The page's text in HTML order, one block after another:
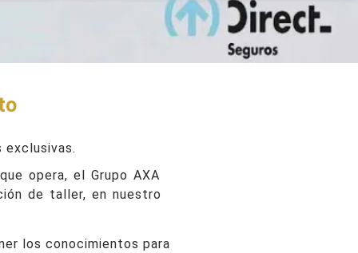
opera, el Grupo AXA
de taller, en nuestro
los conocimientos para